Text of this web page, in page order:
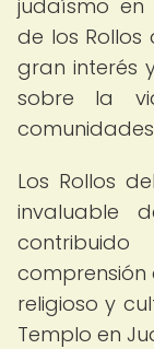
judaísmo en
de los
gran interés
sobre la
Los Rollos
invaluable
contribuido
comprensión
religioso y
Templo en